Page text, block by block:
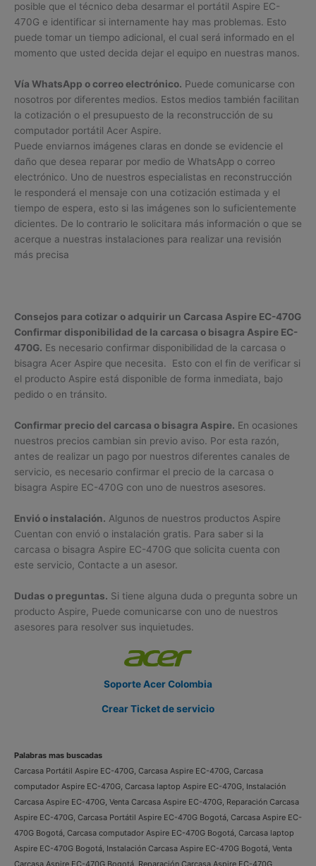
posible que el técnico deba desarmar el portátil Aspire EC-
470G e identificar si internamente hay mas problemas. Esto
puede tomar un tiempo adicional, el cual será informado en el
momento que usted decida dejar el equipo en nuestras manos.
Vía WhatsApp o correo electrónico. Puede comunicarse con
nosotros por diferentes medios. Estos medios también facilitan
la cotización o el presupuesto de la reconstrucción de su
computador portátil Acer Aspire.
Puede enviarnos imágenes claras en donde se evidencie el
daño que desea reparar por medio de WhatsApp o correo
electrónico. Uno de nuestros especialistas en reconstrucción
le responderá el mensaje con una cotización estimada y el
tiempo de espera, esto si las imágenes son lo suficientemente
dicientes. De lo contrario le solicitara más información o que se
acerque a nuestras instalaciones para realizar una revisión
más precisa
Consejos para cotizar o adquirir un Carcasa Aspire EC-470G
Confirmar disponibilidad de la carcasa o bisagra Aspire EC-
470G. Es necesario confirmar disponibilidad de la carcasa o
bisagra Acer Aspire que necesita. Esto con el fin de verificar si
el producto Aspire está disponible de forma inmediata, bajo
pedido o en tránsito.
Confirmar precio del carcasa o bisagra Aspire. En ocasiones
nuestros precios cambian sin previo aviso. Por esta razón,
antes de realizar un pago por nuestros diferentes canales de
servicio, es necesario confirmar el precio de la carcasa o
bisagra Aspire EC-470G con uno de nuestros asesores.
Envió o instalación. Algunos de nuestros productos Aspire
Cuentan con envió o instalación gratis. Para saber si la
carcasa o bisagra Aspire EC-470G que solicita cuenta con
este servicio, Contacte a un asesor.
Dudas o preguntas. Si tiene alguna duda o pregunta sobre un
producto Aspire, Puede comunicarse con uno de nuestros
asesores para resolver sus inquietudes.
Soporte Acer Colombia
Crear Ticket de servicio
Palabras mas buscadas
Carcasa Portátil Aspire EC-470G, Carcasa Aspire EC-470G, Carcasa
computador Aspire EC-470G, Carcasa laptop Aspire EC-470G, Instalación
Carcasa Aspire EC-470G, Venta Carcasa Aspire EC-470G, Reparación Carcasa
Aspire EC-470G, Carcasa Portátil Aspire EC-470G Bogotá, Carcasa Aspire EC-
470G Bogotá, Carcasa computador Aspire EC-470G Bogotá, Carcasa laptop
Aspire EC-470G Bogotá, Instalación Carcasa Aspire EC-470G Bogotá, Venta